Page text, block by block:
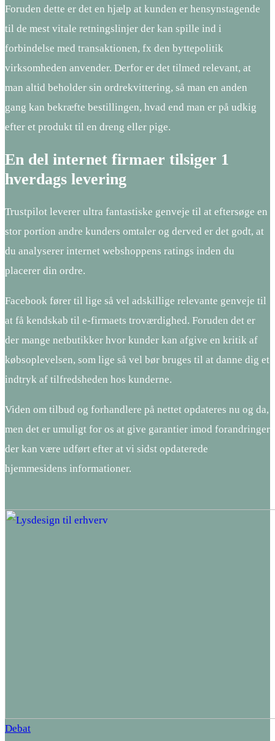
Foruden dette er det en hjælp at kunden er hensynstagende
til de mest vitale retningslinjer der kan spille ind i
forbindelse med transaktionen, fx den byttepolitik
virksomheden anvender. Derfor er det tilmed relevant, at
man altid beholder sin ordrekvittering, så man en anden
gang kan bekræfte bestillingen, hvad end man er på udkig
efter et produkt til en dreng eller pige.
En del internet firmaer tilsiger 1
hverdags levering
Trustpilot leverer ultra fantastiske genveje til at eftersøge en
stor portion andre kunders omtaler og derved er det godt, at
du analyserer internet webshoppens ratings inden du
placerer din ordre.
Facebook fører til lige så vel adskillige relevante genveje til
at få kendskab til e-firmaets troværdighed. Foruden det er
der mange netbutikker hvor kunder kan afgive en kritik af
købsoplevelsen, som lige så vel bør bruges til at danne dig et
indtryk af tilfredsheden hos kunderne.
Viden om tilbud og forhandlere på nettet opdateres nu og da,
men det er umuligt for os at give garantier imod forandringer
der kan være udført efter at vi sidst opdaterede
hjemmesidens informationer.
Debat